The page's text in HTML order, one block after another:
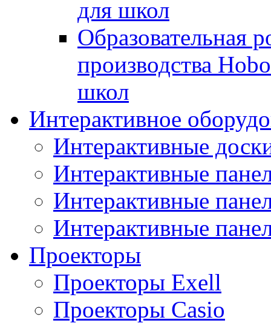
для школ
Образовательная
производства
школ
Интерактивное
Интерактивные
Интерактивные
Интерактивные
Интерактивные
Проекторы
Проекторы Exell
Проекторы Casio